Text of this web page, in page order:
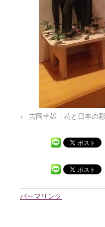
吉岡幸雄「花と日本の
パーマリンク